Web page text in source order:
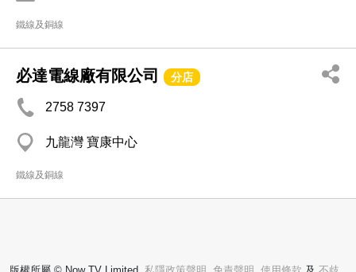
鐵線及銅線
必達電線廠有限公司 分店
2758 7397
九龍灣 寶康中心
鐵線及銅線